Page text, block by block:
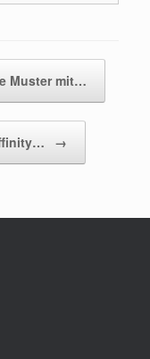
Muster mit…
→